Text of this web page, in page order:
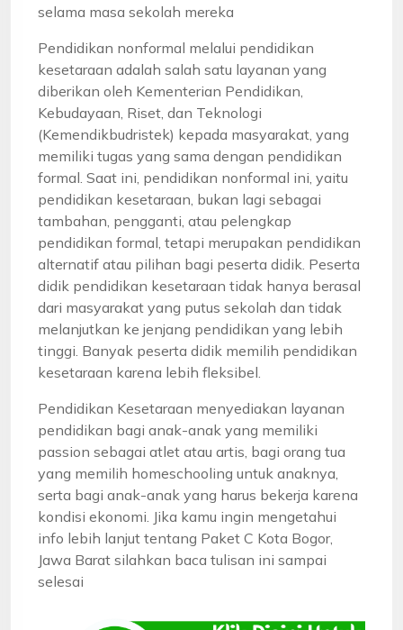
selama masa sekolah mereka
Pendidikan nonformal melalui pendidikan
kesetaraan adalah salah satu layanan yang
diberikan oleh Kementerian Pendidikan,
Kebudayaan, Riset, dan Teknologi
(Kemendikbudristek) kepada masyarakat, yang
memiliki tugas yang sama dengan pendidikan
formal. Saat ini, pendidikan nonformal ini, yaitu
pendidikan kesetaraan, bukan lagi sebagai
tambahan, pengganti, atau pelengkap
pendidikan formal, tetapi merupakan pendidikan
alternatif atau pilihan bagi peserta didik. Peserta
didik pendidikan kesetaraan tidak hanya berasal
dari masyarakat yang putus sekolah dan tidak
melanjutkan ke jenjang pendidikan yang lebih
tinggi. Banyak peserta didik memilih pendidikan
kesetaraan karena lebih fleksibel.
Pendidikan Kesetaraan menyediakan layanan
pendidikan bagi anak-anak yang memiliki
passion sebagai atlet atau artis, bagi orang tua
yang memilih homeschooling untuk anaknya,
serta bagi anak-anak yang harus bekerja karena
kondisi ekonomi. Jika kamu ingin mengetahui
info lebih lanjut tentang Paket C Kota Bogor,
Jawa Barat silahkan baca tulisan ini sampai
selesai